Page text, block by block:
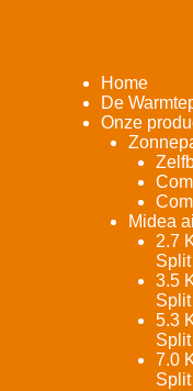
Home
De
Onze
Midea
2.7
3.5
5.3
7.0